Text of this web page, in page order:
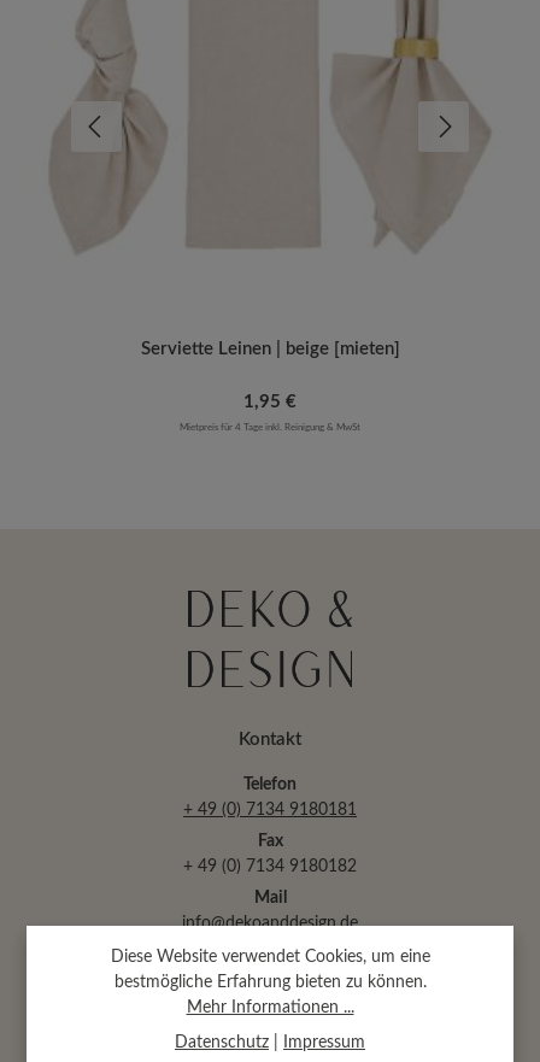
Serviette Leinen | beige [mieten]
Regulärer Preis:
1,95 €
Mietpreis für 4 Tage inkl. Reinigung & MwSt
Kontakt
Telefon
+ 49 (0) 7134 9180181
Fax
+ 49 (0) 7134 9180182
Mail
info@dekoanddesign.de
Abtsäckerstr. 30 · 74189 Weinsberg
(bei Heilbronn)
Diese Website verwendet Cookies, um eine
bestmögliche Erfahrung bieten zu können.
Mehr Informationen ...
Datenschutz Impressum